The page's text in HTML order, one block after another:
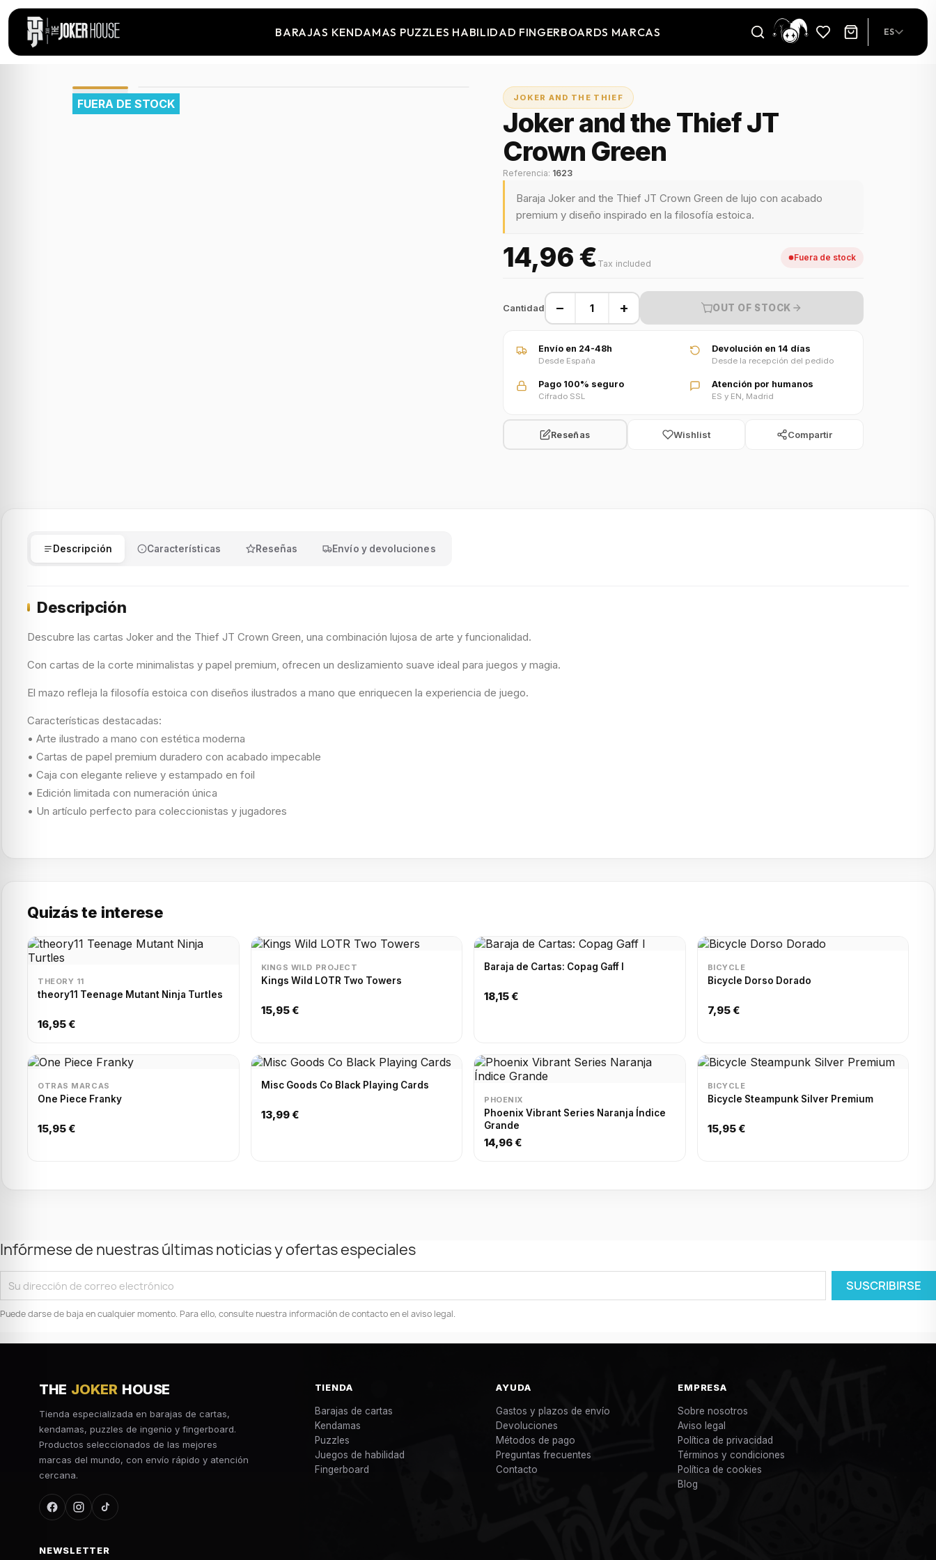
BARAJAS KENDAMAS PUZZLES HABILIDAD FINGERBOARDS MARCAS ES
FUERA DE STOCK JOKER AND THE THIEF
Joker and the Thief JT
Crown Green
Referencia: 1623
Baraja Joker and the Thief JT Crown Green de lujo con acabado
premium y diseño inspirado en la filosofía estoica.
14,96 € Tax included
Fuera de stock
Cantidad − + OUT OF STOCK
Envío en 24-48h
Desde España
Devolución en 14 días
Desde la recepción del pedido
Pago 100% seguro
Cifrado SSL
Atención por humanos
ES y EN, Madrid
Reseñas Wishlist Compartir
Descripción Características Reseñas Envío y devoluciones
Descripción
Descubre las cartas Joker and the Thief JT Crown Green, una combinación lujosa de arte y funcionalidad.
Con cartas de la corte minimalistas y papel premium, ofrecen un deslizamiento suave ideal para juegos y magia.
El mazo refleja la filosofía estoica con diseños ilustrados a mano que enriquecen la experiencia de juego.
Características destacadas:
• Arte ilustrado a mano con estética moderna
• Cartas de papel premium duradero con acabado impecable
• Caja con elegante relieve y estampado en foil
• Edición limitada con numeración única
• Un artículo perfecto para coleccionistas y jugadores
Quizás te interese
THEORY 11
theory11 Teenage Mutant Ninja Turtles
16,95 €
KINGS WILD PROJECT
Kings Wild LOTR Two Towers
15,95 €
Baraja de Cartas: Copag Gaff I
18,15 €
BICYCLE
Bicycle Dorso Dorado
7,95 €
OTRAS MARCAS
One Piece Franky
15,95 €
Misc Goods Co Black Playing Cards
13,99 €
PHOENIX
Phoenix Vibrant Series Naranja Índice
Grande
14,96 €
BICYCLE
Bicycle Steampunk Silver Premium
15,95 €
Infórmese de nuestras últimas noticias y ofertas especiales
Puede darse de baja en cualquier momento. Para ello, consulte nuestra información de contacto en el aviso legal.
THE JOKER HOUSE
Tienda especializada en barajas de cartas,
kendamas, puzzles de ingenio y fingerboard.
Productos seleccionados de las mejores
marcas del mundo, con envío rápido y atención
cercana.
TIENDA
Barajas de cartas
Kendamas
Puzzles
Juegos de habilidad
Fingerboard
AYUDA
Gastos y plazos de envío
Devoluciones
Métodos de pago
Preguntas frecuentes
Contacto
EMPRESA
Sobre nosotros
Aviso legal
Política de privacidad
Términos y condiciones
Política de cookies
Blog
NEWSLETTER